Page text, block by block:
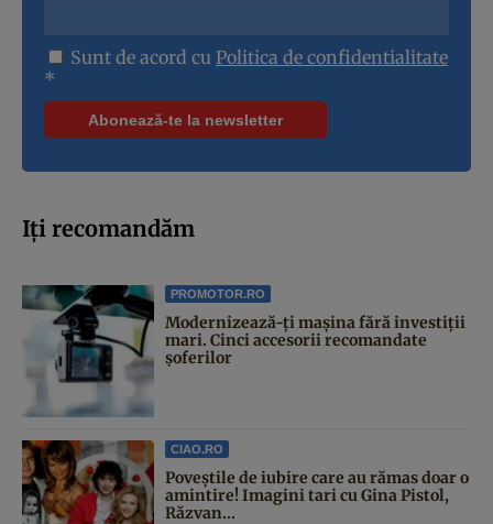
Sunt de acord cu Politica de confidentialitate
*
Iți recomandăm
PROMOTOR.RO
Modernizează-ți mașina fără investiții
mari. Cinci accesorii recomandate
șoferilor
CIAO.RO
Poveştile de iubire care au rămas doar o
amintire! Imagini tari cu Gina Pistol,
Răzvan...